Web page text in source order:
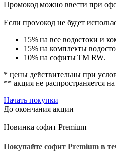
Промокод можно ввести при
Если промокод не будет
15% на все водостоки и
15% на комплекты
10% на софиты ТМ RW.
* цены действительны при
** акция не распространяется
Начать покупки
До окончания акции
Новинка софит Premium
Покупайте софит Premium в